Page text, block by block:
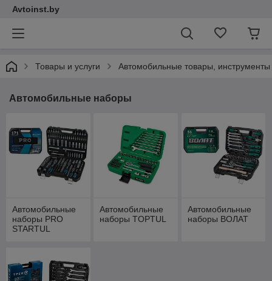
Avtoinst.by
Товары и услуги Автомобильные товары, инструменты
Автомобильные наборы
Автомобильные
наборы PRO
STARTUL
Автомобильные
наборы TOPTUL
Автомобильные
наборы ВОЛАТ